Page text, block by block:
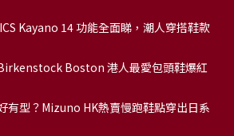
Kayano 14 功能全面睇，潮人穿搭鞋款
Boston 港人最愛包頭鞋爆紅
有型？Mizuno HK熱賣慢跑鞋點穿出日系